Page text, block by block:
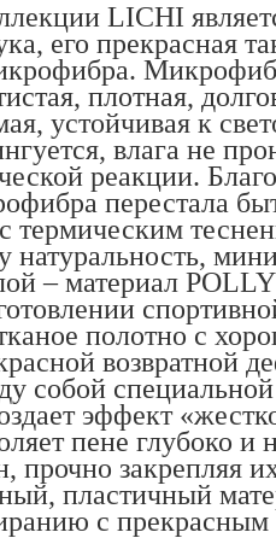
LICHI
его прекрасная
плотная,
устойчивая к
влага не
реакции.
перестала
термическим
натуральность,
– материал
полотно с
возвратной
собой
эффект
пене глубоко и
прочно закрепляя
пластичный
с